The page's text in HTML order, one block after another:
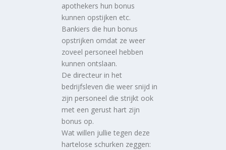
apothekers hun bonus
kunnen opstijken etc.
Bankiers die hun bonus
opstrijken omdat ze weer
zoveel personeel hebben
kunnen ontslaan.
De directeur in het
bedrijfsleven die weer snijd in
zijn personeel die strijkt ook
met een gerust hart zijn
bonus op.
Wat willen jullie tegen deze
hartelose schurken zeggen: